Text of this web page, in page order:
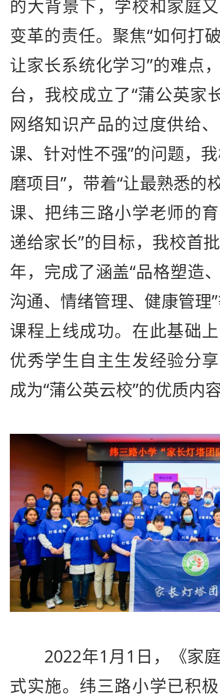
的大背景下，学校和家庭
变革的责任。聚焦“如何打
让家长系统化学习”的难点
台，我校成立了“蒲公英家
网络知识产品的过度供给
课、针对性不强”的问题，
磨项目”，带着“让最熟悉的
课、把纬三路小学老师的
递给家长”的目标，我校首
年，完成了涵盖“品格塑造
沟通、情绪管理、健康管理
课程上线成功。在此基础
优秀学生自主生发经验分
成为“蒲公英云校”的优质内
2022年1月1日，《家庭
式实施。纬三路小学已积